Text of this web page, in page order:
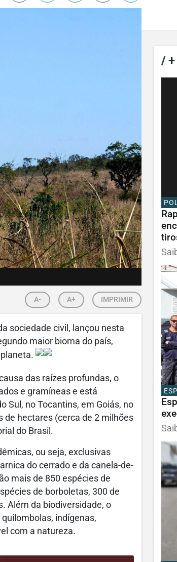
A- A+ IMPRIMIR
sociedade civil, lançou nesta
maior bioma do país,
das raízes profundas, o
e gramíneas e está
Sul, no Tocantins, em Goiás, no
de hectares (cerca de 2 milhões
do Brasil.
ou seja, exclusivas
do cerrado e da canela-de-
mais de 850 espécies de
de borboletas, 300 de
Além da biodiversidade, o
indígenas,
com a natureza.
/+